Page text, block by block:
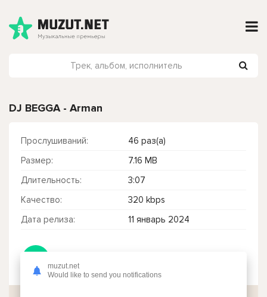
DJ BEGGA - Arman
Прослушиваний:
46 раз(а)
Размер:
7.16 MB
Длительность:
3:07
Качество:
320 kbps
Дата релиза:
11 январь 2024
muzut.net
Would like to send you notifications